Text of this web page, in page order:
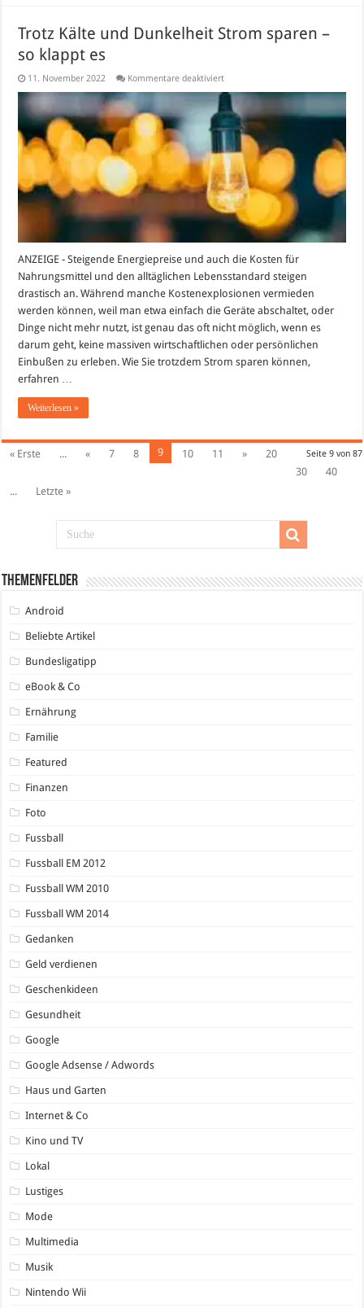
Trotz Kälte und Dunkelheit Strom sparen –
so klappt es
11. November 2022 Kommentare deaktiviertfür
Kälte
und
Dunkelheit
Strom
sparen
–
so
klappt
es
ANZEIGE - Steigende Energiepreise und auch die Kosten für
Nahrungsmittel und den alltäglichen Lebensstandard steigen
drastisch an. Während manche Kostenexplosionen vermieden
werden können, weil man etwa einfach die Geräte abschaltet, oder
Dinge nicht mehr nutzt, ist genau das oft nicht möglich, wenn es
darum geht, keine massiven wirtschaftlichen oder persönlichen
Einbußen zu erleben. Wie Sie trotzdem Strom sparen können,
erfahren …
Weiterlesen »
Seite 9 von 87
« Erste ... « 7 8 9 10 11 »
20
30
40
...
Letzte »
Themenfelder
Android
Beliebte Artikel
Bundesligatipp
eBook & Co
Ernährung
Familie
Featured
Finanzen
Foto
Fussball
Fussball EM 2012
Fussball WM 2010
Fussball WM 2014
Gedanken
Geld verdienen
Geschenkideen
Gesundheit
Google
Google Adsense / Adwords
Haus und Garten
Internet & Co
Kino und TV
Lokal
Lustiges
Mode
Multimedia
Musik
Nintendo Wii